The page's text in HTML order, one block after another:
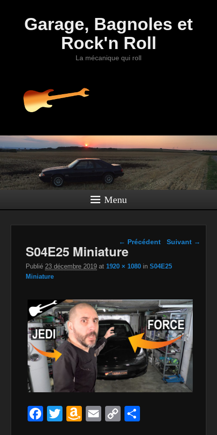
Garage, Bagnoles et
Rock'n Roll
La mécanique qui roll
Menu
Navigation dans les
← Précédent Suivant →
S04E25 Miniature
Publié 23 décembre 2019 at 1920 × 1080 inS04E25
Miniature
F
T
A
E
C